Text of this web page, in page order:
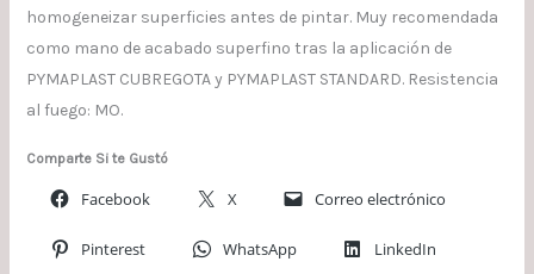
homogeneizar superficies antes de pintar. Muy recomendada
como mano de acabado superfino tras la aplicación de
PYMAPLAST CUBREGOTA y PYMAPLAST STANDARD. Resistencia
al fuego: MO.
Comparte Si te Gustó
Facebook X Correo electrónico
Pinterest WhatsApp LinkedIn